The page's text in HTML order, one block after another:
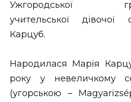
Ужгородської
учительської дівочої
Карцуб.
Народилася Марія
року у невеличкому
(угорською –